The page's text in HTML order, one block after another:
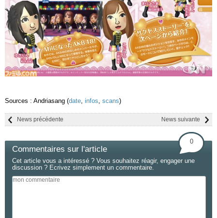
Sources : Andriasang (date infos scans)
News suivante
News précédente
Commentaires sur l'article
0
Cet article vous a intéressé ? Vous souhaitez réagir, engager une
discussion ? Ecrivez simplement un commentaire.